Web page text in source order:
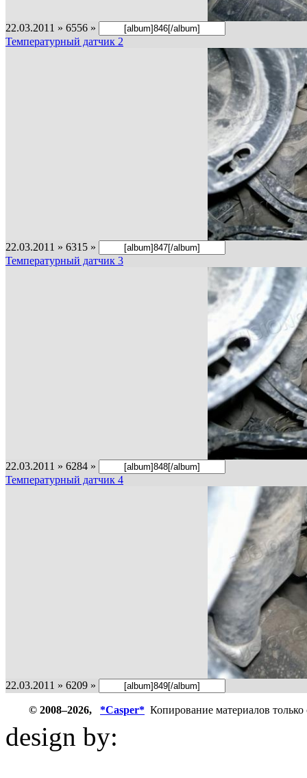
22.03.2011 » 6556 »
Температурный датчик 2
22.03.2011 » 6315 »
Температурный датчик 3
22.03.2011 » 6284 »
Температурный датчик 4
22.03.2011 » 6209 »
© 2008–2026, *Casper* Копирование материалов
design by: